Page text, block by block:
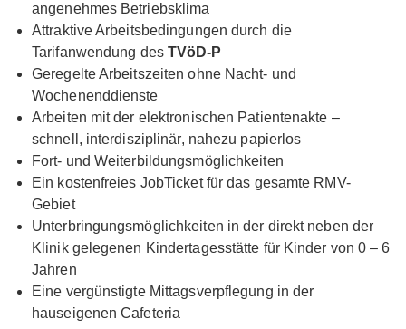
angenehmes Betriebsklima
Attraktive Arbeitsbedingungen durch die
Tarifanwendung des TVöD-P
Geregelte Arbeitszeiten ohne Nacht- und
Wochenenddienste
Arbeiten mit der elektronischen Patientenakte –
schnell, interdisziplinär, nahezu papierlos
Fort- und Weiterbildungsmöglichkeiten
Ein kostenfreies JobTicket für das gesamte RMV-
Gebiet
Unterbringungsmöglichkeiten in der direkt neben der
Klinik gelegenen Kindertagesstätte für Kinder von 0 – 6
Jahren
Eine vergünstigte Mittagsverpflegung in der
hauseigenen Cafeteria